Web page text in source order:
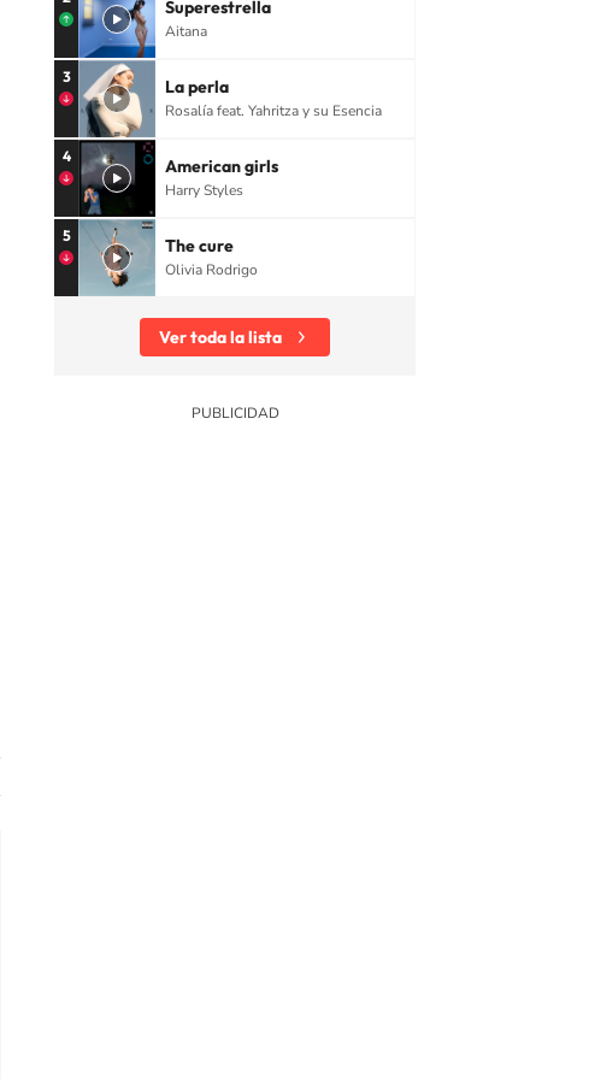
Superestrella
Aitana
3 La perla
Rosalía feat. Yahritza y su Esencia
4 American girls
Harry Styles
5 The cure
Olivia Rodrigo
Ver toda la lista